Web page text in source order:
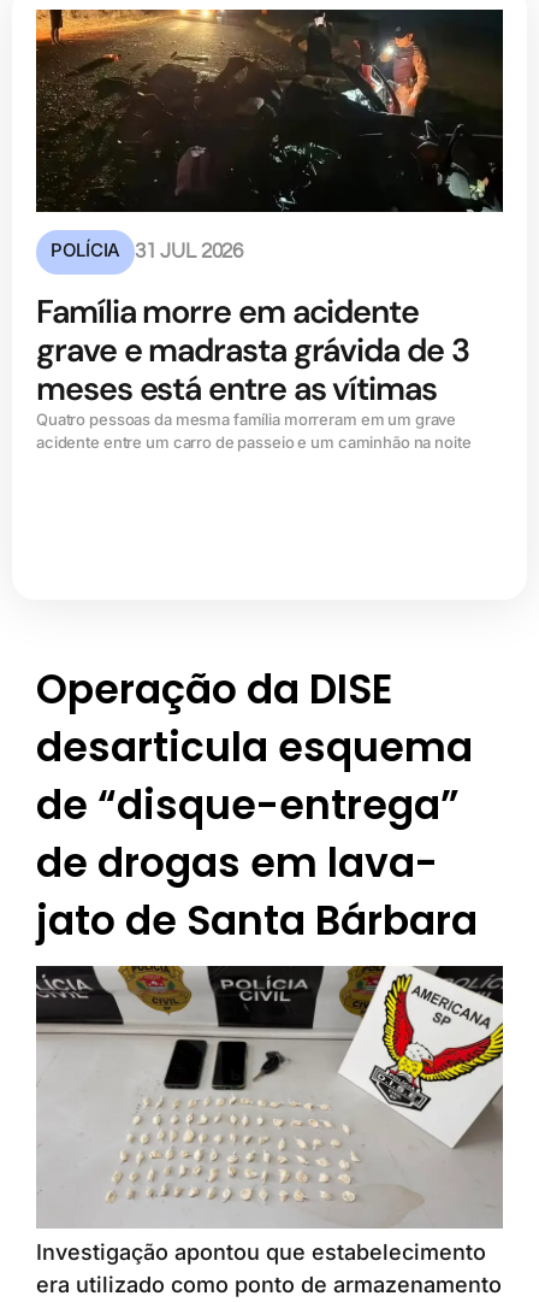
POLÍCIA 31 JUL 2026
Família morre em acidente
grave e madrasta grávida de 3
meses está entre as vítimas
Quatro pessoas da mesma família morreram em um grave
acidente entre um carro de passeio e um caminhão na noite
Operação da DISE
desarticula esquema
de “disque-entrega”
de drogas em lava-
jato de Santa Bárbara
Investigação apontou que estabelecimento
era utilizado como ponto de armazenamento